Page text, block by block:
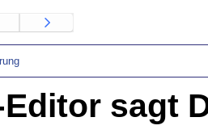
sagt